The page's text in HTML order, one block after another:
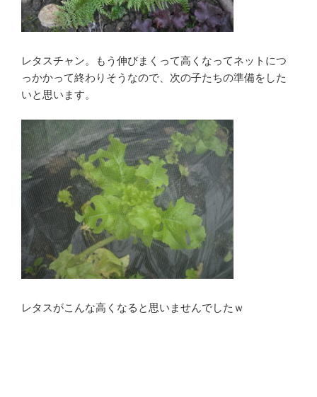
レタスチャン。もう伸びまくって高くなってネットにつ
っかかって終わりそうなので、次の子たちの準備をした
いと思います。
レタスがこんな高くなると思いませんでしたｗ